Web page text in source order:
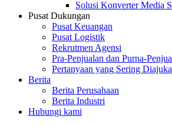
Solusi Konverter Media
Pusat Dukungan
Pusat Keuangan
Pusat Logistik
Rekrutmen Agensi
Pra-Penjualan dan Purna-
Pertanyaan yang Sering
Berita
Berita Perusahaan
Berita Industri
Hubungi kami